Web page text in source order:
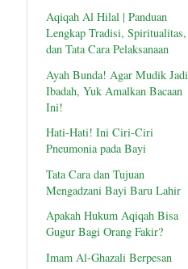
Aqiqah Al Hilal | Panduan
Lengkap Tradisi, Spiritualitas,
dan Tata Cara Pelaksanaan
Ayah Bunda! Agar Mudik Jadi
Ibadah, Yuk Amalkan Bacaan
Ini!
Hati-Hati! Ini Ciri-Ciri
Pneumonia pada Bayi
Tata Cara dan Tujuan
Mengadzani Bayi Baru Lahir
Apakah Hukum Aqiqah Bisa
Gugur Bagi Orang Fakir?
Imam Al-Ghazali Berpesan